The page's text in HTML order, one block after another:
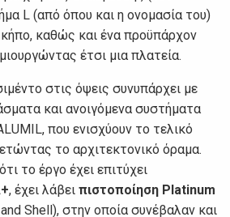
L (από όπου και η ονομασία του)
κήπο, καθώς και ένα προϋπάρχον
έτσι μια πλατεία.
στις όψεις συνυπάρχει με
και ανοιγόμενα συστήματα
που ενισχύουν το τελικό
το αρχιτεκτονικό όραμα.
το έργο έχει επιτύχει
, έχει λάβει πιστοποίηση Platinum
Shell), στην οποία συνέβαλαν και